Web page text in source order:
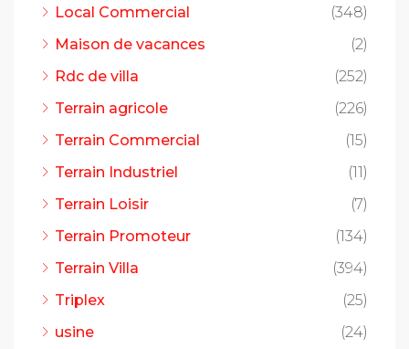
Local Commercial
(348)
Maison de vacances
(2)
Rdc de villa
(252)
Terrain agricole
(226)
Terrain Commercial
(15)
Terrain Industriel
(11)
Terrain Loisir
(7)
Terrain Promoteur
(134)
Terrain Villa
(394)
Triplex
(25)
usine
(24)